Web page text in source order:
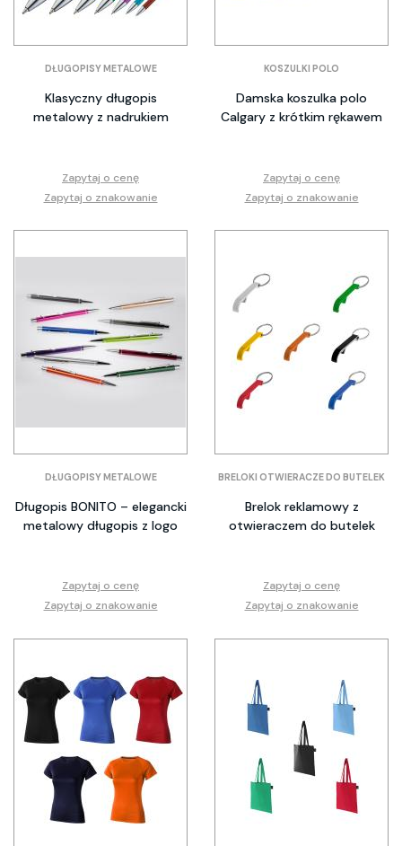
DŁUGOPISY METALOWE
Klasyczny długopis
metalowy z nadrukiem
Zapytaj o cenę
Zapytaj o znakowanie
KOSZULKI POLO
Damska koszulka polo
Calgary z krótkim rękawem
Zapytaj o cenę
Zapytaj o znakowanie
DŁUGOPISY METALOWE
Długopis BONITO – elegancki
metalowy długopis z logo
Zapytaj o cenę
Zapytaj o znakowanie
BRELOKI OTWIERACZE DO BUTELEK
Brelok reklamowy z
otwieraczem do butelek
Zapytaj o cenę
Zapytaj o znakowanie